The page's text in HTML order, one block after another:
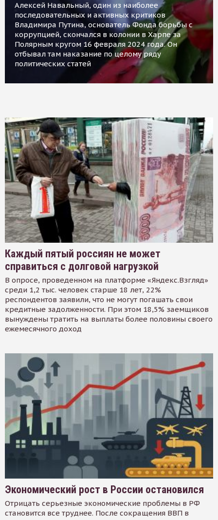
Алексей Навальный, один из наиболее
последовательных и активных критиков
Владимира Путина, основатель Фонда борьбы с
коррупцией, скончался в колонии в Харпе за
Полярным кругом 16 февраля 2024 года. Он
отбывал там наказание по целому ряду
политических статей
Каждый пятый россиян не может
справиться с долговой нагрузкой
В опросе, проведенном на платформе «Яндекс.Взгляд»
среди 1,2 тыс. человек старше 18 лет, 22%
респондентов заявили, что не могут погашать свои
кредитные задолженности. При этом 18,5% заемщиков
вынуждены тратить на выплаты более половины своего
ежемесячного доход
Экономический рост в России остановился
Отрицать серьезные экономические проблемы в РФ
становится все труднее. После сокращения ВВП в